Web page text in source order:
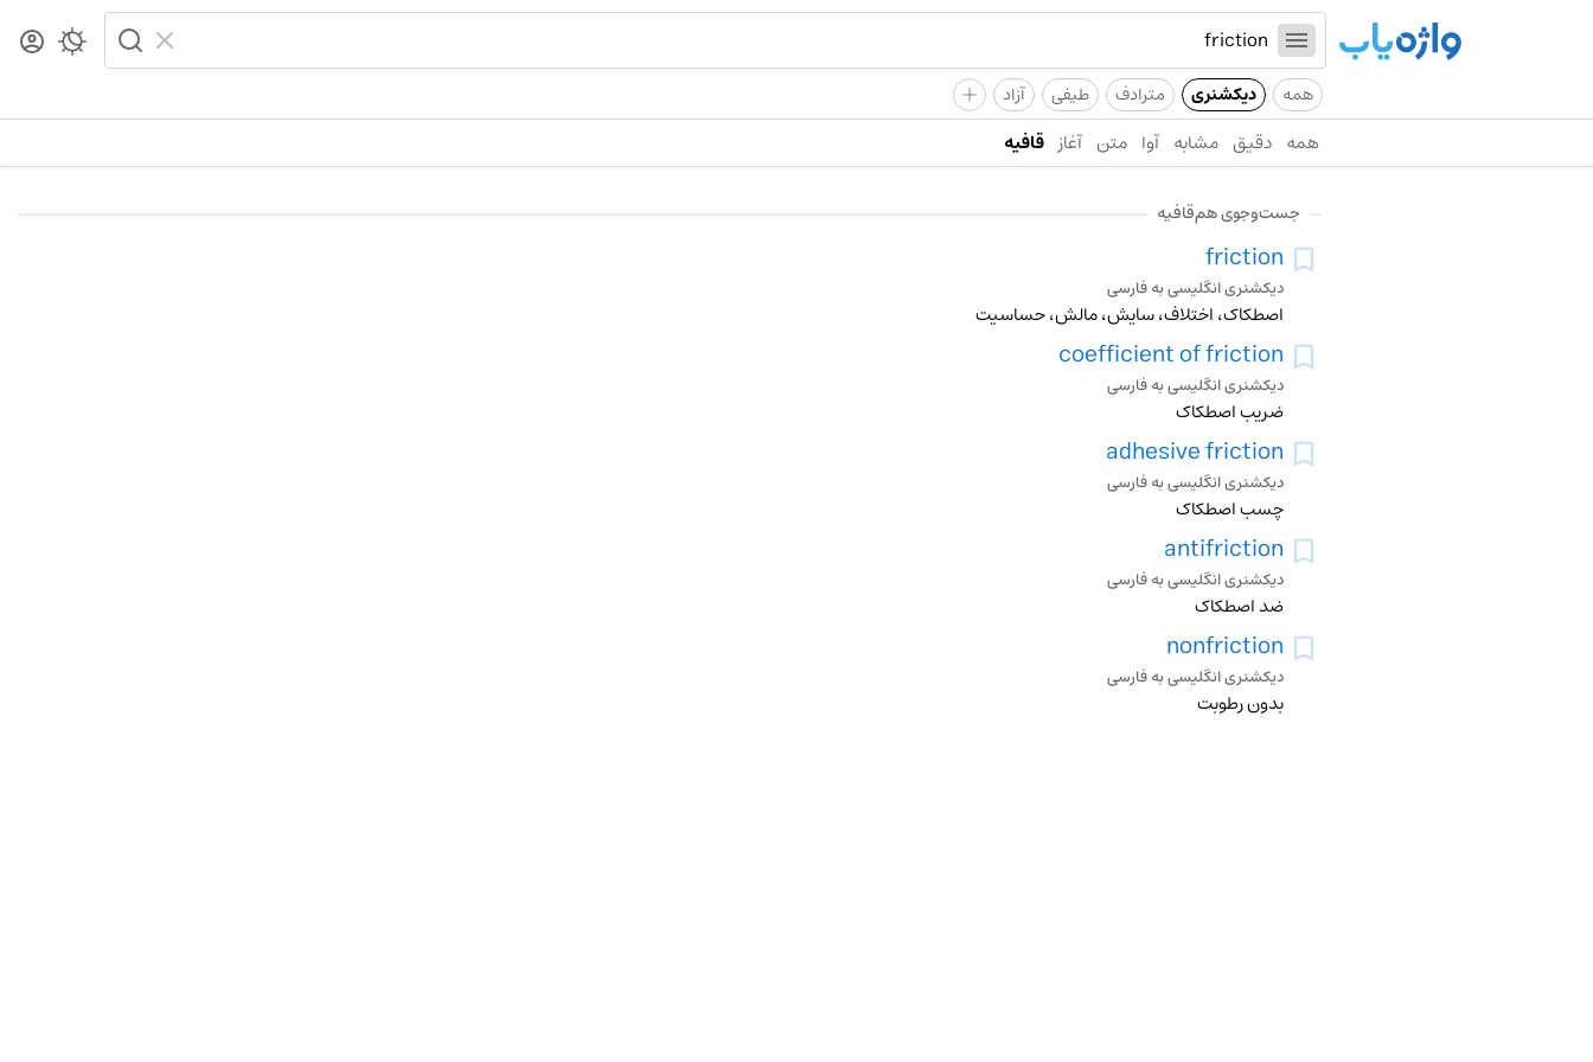
همه دیکشنری مترادف طیفی آزاد +
همه دقیق مشابه آوا متن آغاز قافیه
جست‌وجوی هم‌قافیه
friction
دیکشنری انگلیسی به فارسی
اصطکاک، اختلاف، سایش، مالش، حساسیت
coefficient of friction
دیکشنری انگلیسی به فارسی
ضریب اصطکاک
adhesive friction
دیکشنری انگلیسی به فارسی
چسب اصطکاک
antifriction
دیکشنری انگلیسی به فارسی
ضد اصطکاک
nonfriction
دیکشنری انگلیسی به فارسی
بدون رطوبت